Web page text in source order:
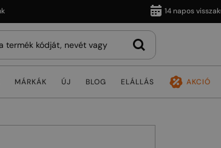
14 napos visszaküldés
MÁRKÁK ÚJ BLOG ELÁLLÁS AKCIÓ